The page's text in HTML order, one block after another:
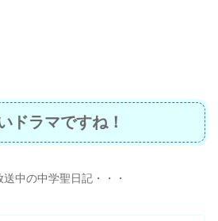
ドラマですね！
中の中学聖日記・・・